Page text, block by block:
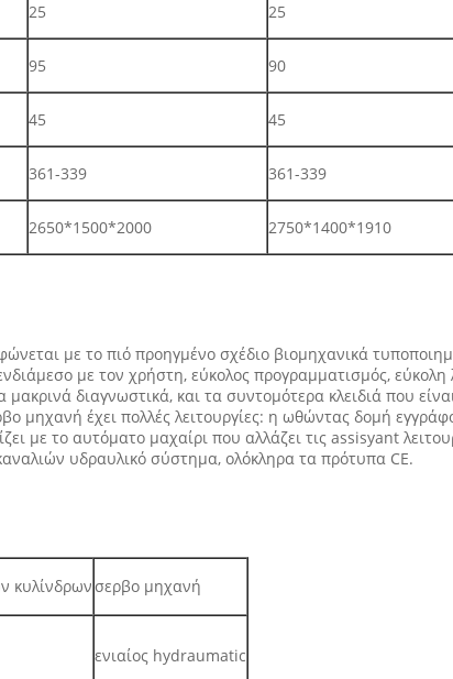
25 25
95 90
45 45
361-339 361-339
2650*1500*2000 2750*1400*1910
με το πιό προηγμένο σχέδιο βιομηχανικά
με τον χρήστη, εύκολος προγραμματισμός, εύκολη
διαγνωστικά, και τα συντομότερα κλειδιά που
μηχανή έχει πολλές λειτουργίες: η ωθώντας δομή
με το αυτόματο μαχαίρι που αλλάζει τις assisyant
υδραυλικό σύστημα, ολόκληρα τα πρότυπα CE.
κυλίνδρωνσερβο μηχανή
ενιαίος hydraumatic